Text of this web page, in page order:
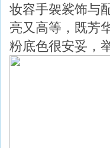
妆容手袈裟饰与
亮又高等，既芳
粉底色很安妥，